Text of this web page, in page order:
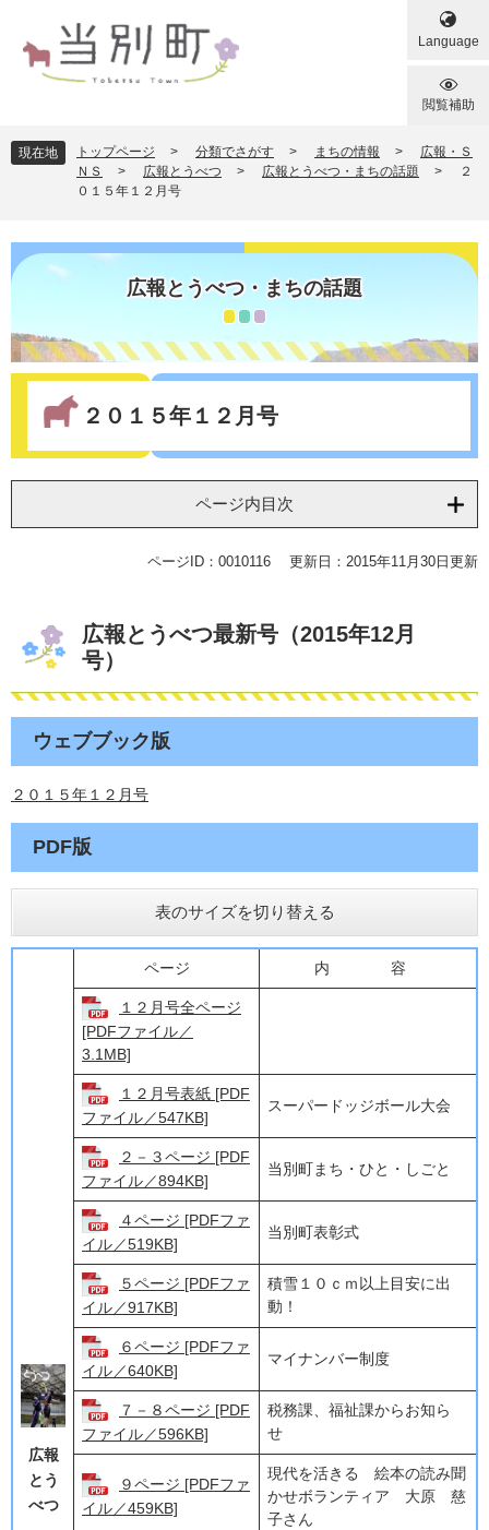
でば
文
Language
閲覧補助
現在地 トップページ > 分類でさがす > まちの情報 >
広報・Ｓ
ＮＳ
> 広報とうべつ > 広報とうべつ・まちの話題 >
２
０１５年１２月号
広報とうべつ・まちの話題
２０１５年１２月号
ページ内目次
ページID：0010116 更新日：2015年11月30日更新
広報とうべつ最新号（2015年12月
号）
ウェブブック版
２０１５年１２月号
PDF版
表のサイズを切り替える
広報
とう
べつ
ページ 内 容
１２月号全ページ
[PDFファイル／
3.1MB]
１２月号表紙 [PDF
ファイル／547KB]
スーパードッジボール大会
２－３ページ [PDF
ファイル／894KB]
当別町まち・ひと・しごと
４ページ [PDFファ
イル／519KB]
当別町表彰式
５ページ [PDFファ
イル／917KB]
積雪１０ｃｍ以上目安に出
動！
６ページ [PDFファ
イル／640KB]
マイナンバー制度
７－８ページ [PDF
ファイル／596KB]
税務課、福祉課からお知ら
せ
９ページ [PDFファ
イル／459KB]
現代を活きる 絵本の読み聞
かせボランティア 大原 慈
子さん